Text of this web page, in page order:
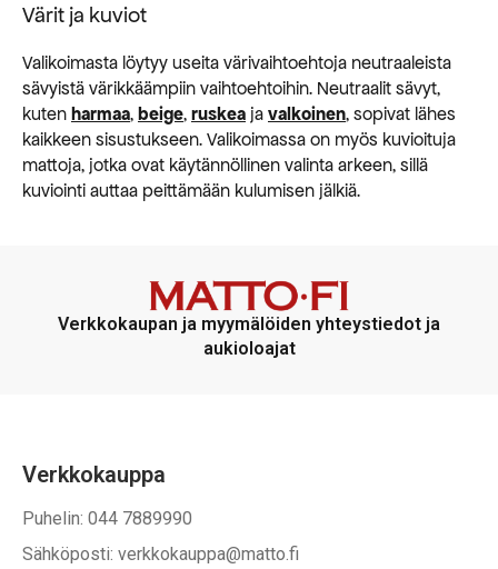
Värit ja kuviot
Valikoimasta löytyy useita värivaihtoehtoja neutraaleista
sävyistä värikkäämpiin vaihtoehtoihin. Neutraalit sävyt,
kuten harmaa, beige, ruskea ja valkoinen, sopivat lähes
kaikkeen sisustukseen. Valikoimassa on myös kuvioituja
mattoja, jotka ovat käytännöllinen valinta arkeen, sillä
kuviointi auttaa peittämään kulumisen jälkiä.
Verkkokaupan ja myymälöiden yhteystiedot ja
aukioloajat
Verkkokauppa
Puhelin: 044 7889990
Sähköposti: verkkokauppa@matto.fi